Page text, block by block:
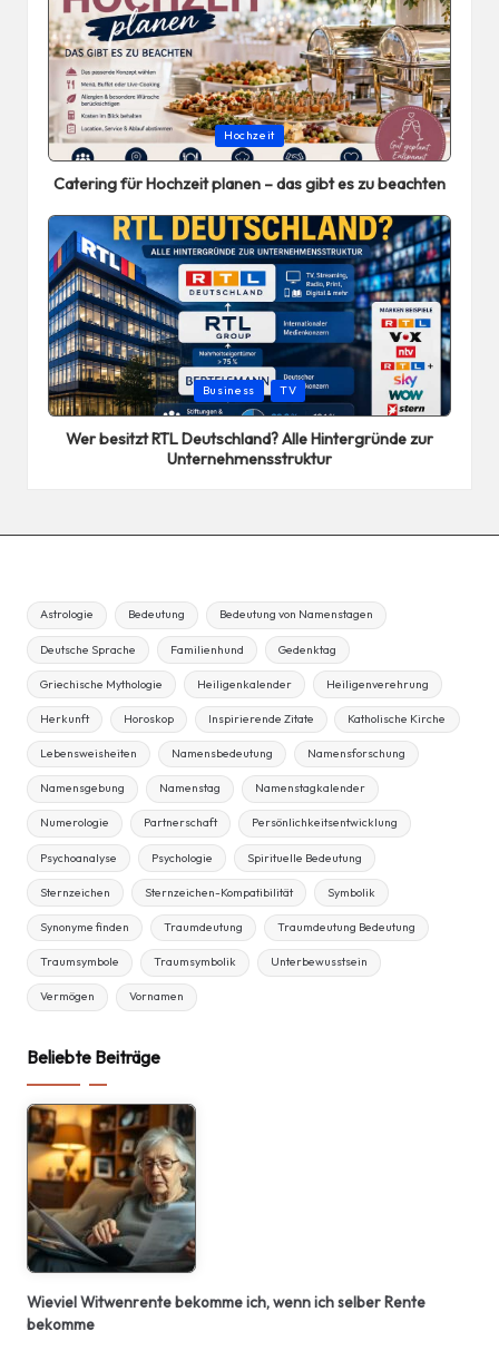
Posted
in
Hochzeit
Catering für Hochzeit planen – das gibt es zu beachten
Posted
in
Business TV
Wer besitzt RTL Deutschland? Alle Hintergründe zur
Unternehmensstruktur
Astrologie Bedeutung Bedeutung von Namenstagen
Deutsche Sprache Familienhund Gedenktag
Griechische Mythologie Heiligenkalender Heiligenverehrung
Herkunft Horoskop Inspirierende Zitate Katholische Kirche
Lebensweisheiten Namensbedeutung Namensforschung
Namensgebung Namenstag Namenstagkalender
Numerologie Partnerschaft Persönlichkeitsentwicklung
Psychoanalyse Psychologie Spirituelle Bedeutung
Sternzeichen Sternzeichen-Kompatibilität Symbolik
Synonyme finden Traumdeutung Traumdeutung Bedeutung
Traumsymbole Traumsymbolik Unterbewusstsein
Vermögen Vornamen
Beliebte Beiträge
Wieviel Witwenrente bekomme ich, wenn ich selber Rente
bekomme